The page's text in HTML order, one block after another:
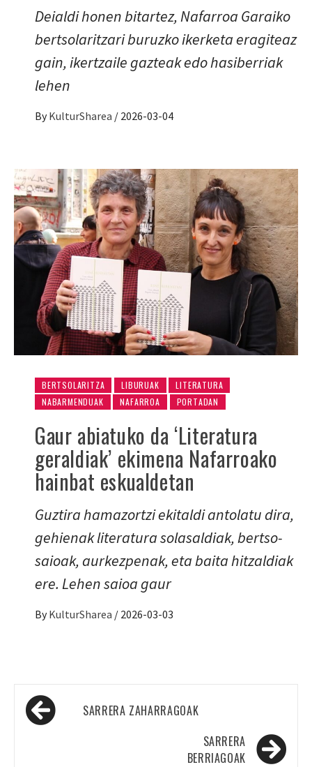
Deialdi honen bitartez, Nafarroa Garaiko
bertsolaritzari buruzko ikerketa eragiteaz
gain, ikertzaile gazteak edo hasiberriak
lehen
By KulturSharea / 2026-03-04
BERTSOLARITZA LIBURUAK
LITERATURA
NABARMENDUAK
NAFARROA PORTADAN
Gaur abiatuko da ‘Literatura
geraldiak’ ekimena Nafarroako
hainbat eskualdetan
Guztira hamazortzi ekitaldi antolatu dira,
gehienak literatura solasaldiak, bertso-
saioak, aurkezpenak, eta baita hitzaldiak
ere. Lehen saioa gaur
By KulturSharea / 2026-03-03
Sarreren
nabigazioaSARRERA ZAHARRAGOAK
SARRERA
BERRIAGOAK